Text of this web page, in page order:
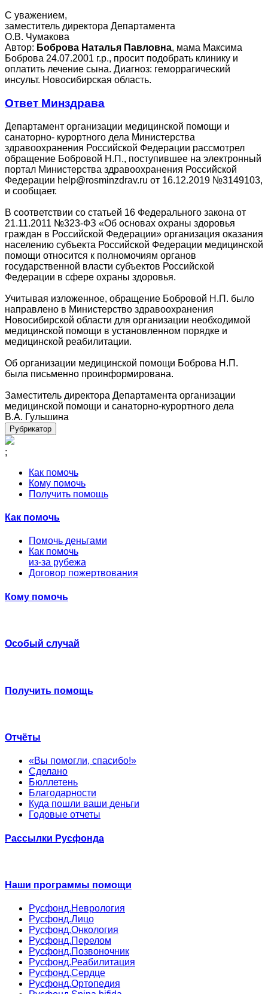
С уважением,
заместитель директора Департамента
О.В. Чумакова
Автор: Боброва Наталья Павловна, мама Максима
Боброва 24.07.2001 г.р., просит подобрать клинику и
оплатить лечение сына. Диагноз: геморрагический
инсульт. Новосибирская область.
Ответ Минздрава
Департамент организации медицинской помощи и
санаторно- курортного дела Министерства
здравоохранения Российской Федерации рассмотрел
обращение Бобровой Н.П., поступившее на электронный
портал Министерства здравоохранения Российской
Федерации help@rosminzdrav.ru от 16.12.2019 №3149103,
и сообщает.
В соответствии со статьей 16 Федерального закона от
21.11.2011 №323-ФЗ «Об основах охраны здоровья
граждан в Российской Федерации» организация оказания
населению субъекта Российской Федерации медицинской
помощи относится к полномочиям органов
государственной власти субъектов Российской
Федерации в сфере охраны здоровья.
Учитывая изложенное, обращение Бобровой Н.П. было
направлено в Министерство здравоохранения
Новосибирской области для организации необходимой
медицинской помощи в установленном порядке и
медицинской реабилитации.
Об организации медицинской помощи Боброва Н.П.
была письменно проинформирована.
Заместитель директора Департамента организации
медицинской помощи и санаторно-курортного дела
В.А. Гульшина
Рубрикатор
;
Как помочь
Кому помочь
Получить помощь
Как помочь
Помочь деньгами
Как помочь
из-за рубежа
Договор пожертвования
Кому помочь
Особый случай
Получить помощь
Отчёты
«Вы помогли, спасибо!»
Сделано
Бюллетень
Благодарности
Куда пошли ваши деньги
Годовые отчеты
Рассылки Русфонда
Наши программы помощи
Русфонд.Неврология
Русфонд.Лицо
Русфонд.Онкология
Русфонд.Перелом
Русфонд.Позвоночник
Русфонд.Реабилитация
Русфонд.Сердце
Русфонд.Ортопедия